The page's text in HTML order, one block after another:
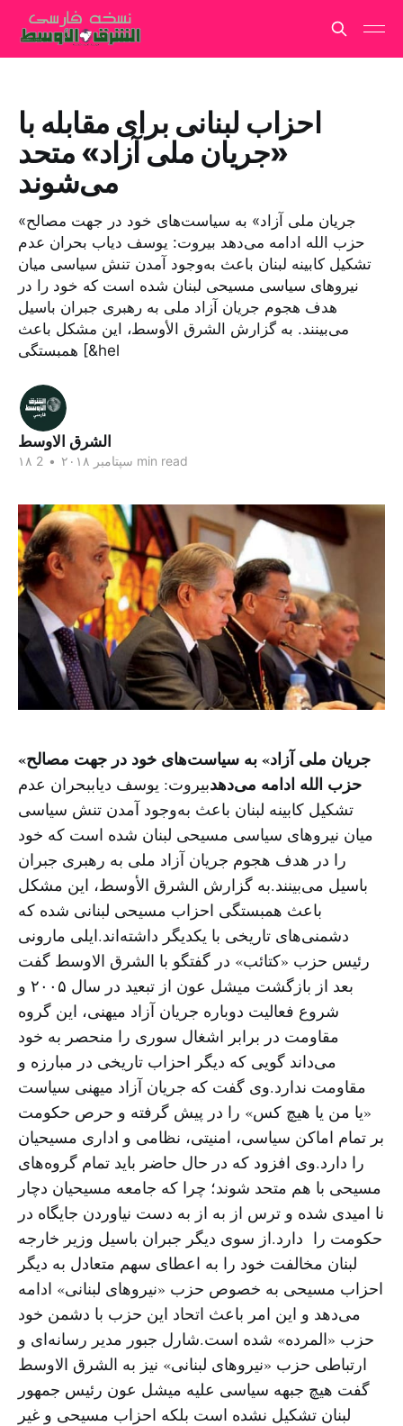
احزاب لبنانی برای مقابله با
«جریان ملی آزاد» متحد
می‌شوند
«جریان ملی آزاد» به سیاست‌های خود در جهت مصالح
حزب الله ادامه می‌دهد بیروت: یوسف دیاب بحران عدم
تشکیل کابینه لبنان باعث به‌وجود آمدن تنش سیاسی میان
نیروهای سیاسی مسیحی لبنان شده است که خود را در
هدف هجوم جریان آزاد ملی به رهبری جبران باسیل
می‌بینند. به گزارش الشرق الأوسط، این مشکل باعث
همبستگی [&hel
الشرق الاوسط
۱۸ سپتامبر ۲۰۱۸ • 2 min read
«جریان ملی آزاد» به سیاست‌های خود در جهت مصالح
حزب الله ادامه می‌دهدبیروت: یوسف دیاببحران عدم
تشکیل کابینه لبنان باعث به‌وجود آمدن تنش سیاسی
میان نیروهای سیاسی مسیحی لبنان شده است که خود
را در هدف هجوم جریان آزاد ملی به رهبری جبران
باسیل می‌بینند.به گزارش الشرق الأوسط، این مشکل
باعث همبستگی احزاب مسیحی لبنانی شده که
دشمنی‌های تاریخی با یکدیگر داشته‌اند.ایلی مارونی
رئیس حزب «کتائب» در گفتگو با الشرق الاوسط گفت
بعد از بازگشت میشل عون از تبعید در سال ۲۰۰۵ و
شروع فعالیت دوباره جریان آزاد میهنی، این گروه
مقاومت در برابر اشغال سوری را منحصر به خود
می‌داند گویی که دیگر احزاب تاریخی در مبارزه و
مقاومت ندارد.وی گفت که جریان آزاد میهنی سیاست
«یا من یا هیچ کس» را در پیش گرفته و حرص حکومت
بر تمام اماکن سیاسی، امنیتی، نظامی و اداری مسیحیان
را دارد.وی افزود که در حال حاضر باید تمام گروه‌های
مسیحی با هم متحد شوند؛ چرا که جامعه مسیحیان دچار
نا امیدی شده و ترس از به از به دست نیاوردن جایگاه در
حکومت را دارد.از سوی دیگر جبران باسیل وزیر خارجه
لبنان مخالفت خود را به اعطای سهم متعادل به دیگر
احزاب مسیحی به خصوص حزب «نیروهای لبنانی» ادامه
می‌دهد و این امر باعث اتحاد این حزب با دشمن خود
حزب «المرده» شده است.شارل جبور مدیر رسانه‌ای و
ارتباطی حزب «نیروهای لبنانی» نیز به الشرق الاوسط
گفت هیچ جبهه سیاسی علیه میشل عون رئیس جمهور
لبنان تشکیل نشده است بلکه احزاب مسیحی و غیر